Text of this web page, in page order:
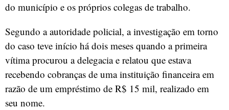
do município e os próprios colegas de trabalho.
Segundo a autoridade policial, a investigação em torno
do caso teve início há dois meses quando a primeira
vítima procurou a delegacia e relatou que estava
recebendo cobranças de uma instituição financeira em
razão de um empréstimo de R$ 15 mil, realizado em
seu nome.